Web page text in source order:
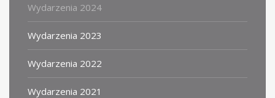
Wydarzenia 2024
Wydarzenia 2023
Wydarzenia 2022
Wydarzenia 2021